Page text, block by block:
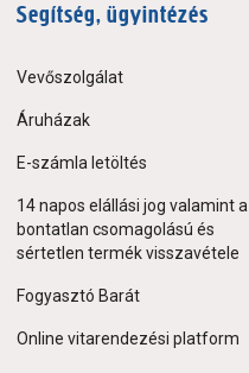
Segítség, ügyintézés
Vevőszolgálat
Áruházak
E-számla letöltés
14 napos elállási jog valamint a
bontatlan csomagolású és
sértetlen termék visszavétele
Fogyasztó Barát
Online vitarendezési platform